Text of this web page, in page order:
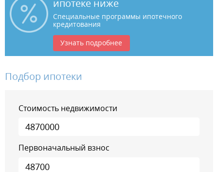
ипотеке ниже
Специальные программы ипотечного
кредитования
Узнать подробнее
Подбор ипотеки
Стоимость недвижимости
Первоначальный взнос